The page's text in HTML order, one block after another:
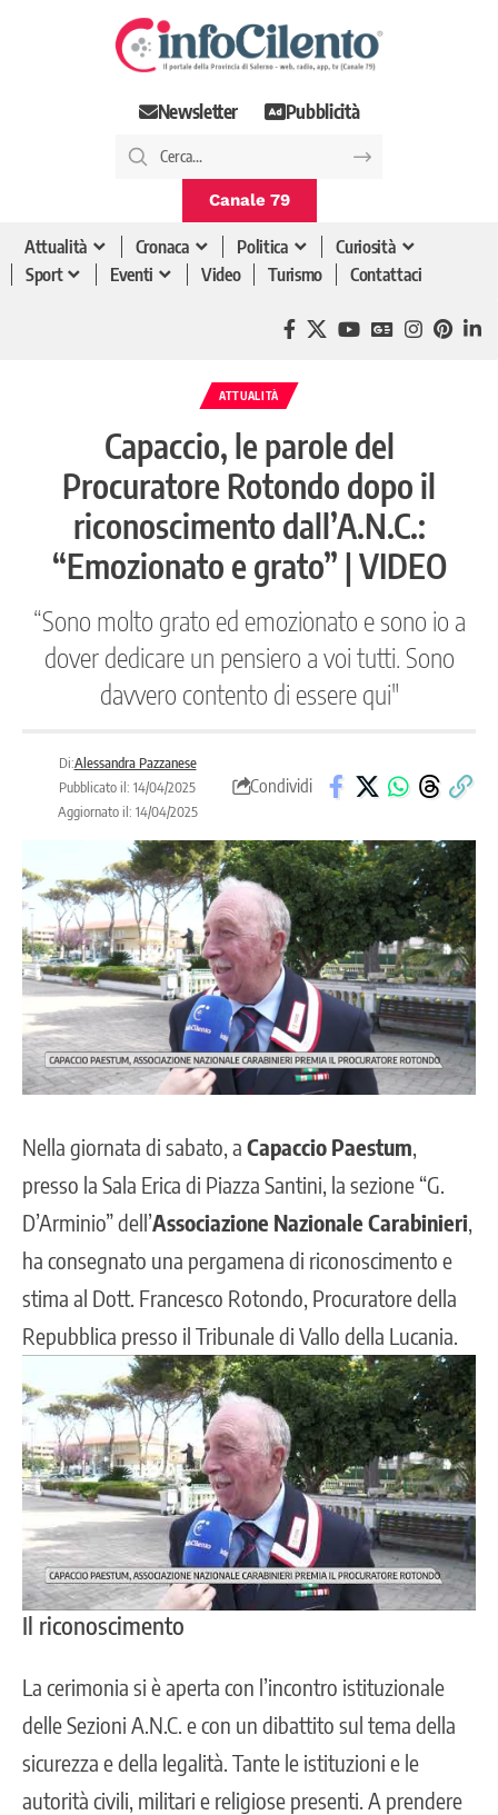
Newsletter Pubblicità
Canale 79
Attualità Cronaca Politica
Curiosità
Sport
Eventi Video Turismo Contattaci
ATTUALITÀ
Capaccio, le parole del
Procuratore Rotondo dopo il
riconoscimento dall’A.N.C.:
“Emozionato e grato” | VIDEO
“Sono molto grato ed emozionato e sono io a
dover dedicare un pensiero a voi tutti. Sono
davvero contento di essere qui"
Di:Alessandra Pazzanese
Pubblicato il: 14/04/2025
Aggiornato il: 14/04/2025
Condividi
Nella giornata di sabato, a Capaccio Paestum,
presso la Sala Erica di Piazza Santini, la sezione “G.
D’Arminio” dell’Associazione Nazionale Carabinieri,
ha consegnato una pergamena di riconoscimento e
stima al Dott. Francesco Rotondo, Procuratore della
Repubblica presso il Tribunale di Vallo della Lucania.
Il riconoscimento
La cerimonia si è aperta con l’incontro istituzionale
delle Sezioni A.N.C. e con un dibattito sul tema della
sicurezza e della legalità. Tante le istituzioni e le
autorità civili, militari e religiose presenti. A prendere